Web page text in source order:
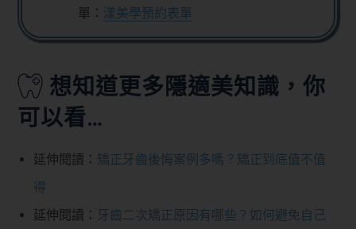
單： 漾美學預約表單
想知道更多隱適美知識，你
可以看…
延伸閱讀： 矯正牙齒後悔案例多嗎？矯正到底值不值
得
延伸閱讀： 牙齒二次矯正原因有哪些？如何避免自己